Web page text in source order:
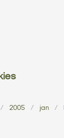
2005 jan